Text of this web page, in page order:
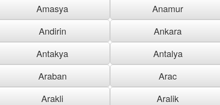
Amasya
Anamur
Andirin
Ankara
Antakya
Antalya
Araban
Arac
Arakli
Aralik